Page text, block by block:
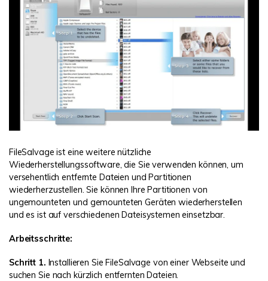
FileSalvage ist eine weitere nützliche
Wiederherstellungssoftware, die Sie verwenden können, um
versehentlich entfernte Dateien und Partitionen
wiederherzustellen. Sie können Ihre Partitionen von
ungemounteten und gemounteten Geräten wiederherstellen
und es ist auf verschiedenen Dateisystemen einsetzbar.
Arbeitsschritte:
Schritt 1. Installieren Sie FileSalvage von einer Webseite und
suchen Sie nach kürzlich entfernten Dateien.